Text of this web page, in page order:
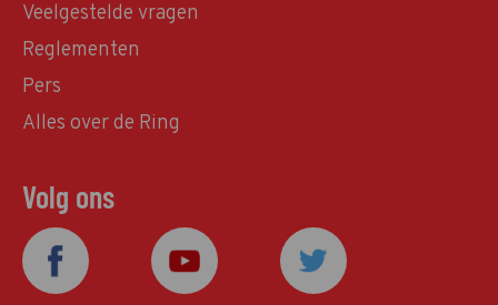
Veelgestelde vragen
Reglementen
Pers
Alles over de Ring
Volg ons